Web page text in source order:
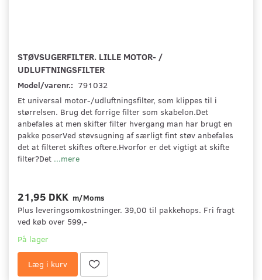
STØVSUGERFILTER. LILLE MOTOR- /
UDLUFTNINGSFILTER
Model/varenr.: 791032
Et universal motor-/udluftningsfilter, som klippes til i
størrelsen. Brug det forrige filter som skabelon.Det
anbefales at men skifter filter hvergang man har brugt en
pakke poserVed støvsugning af særligt fint støv anbefales
det at filteret skiftes oftere.Hvorfor er det vigtigt at skifte
filter?Det ...mere
21,95 DKK m/Moms
Plus leveringsomkostninger. 39,00 til pakkehops. Fri fragt
ved køb over 599,-
På lager
Læg i kurv